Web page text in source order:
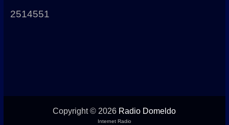
2514551
Copyright © 2026 Radio Domeldo
Internet Radio